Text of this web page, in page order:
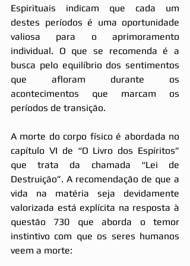
Espirituais indicam que cada um
destes períodos é uma oportunidade
valiosa para o aprimoramento
individual. O que se recomenda é a
busca pelo equilíbrio dos sentimentos
que afloram durante os
acontecimentos que marcam os
períodos de transição.
A morte do corpo físico é abordada no
capítulo VI de “O Livro dos Espíritos”
que trata da chamada “Lei de
Destruição”. A recomendação de que a
vida na matéria seja devidamente
valorizada está explícita na resposta à
questão 730 que aborda o temor
instintivo com que os seres humanos
veem a morte: